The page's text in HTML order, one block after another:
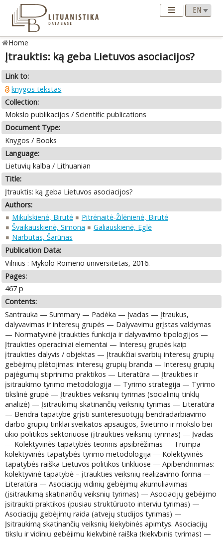
Home
Įtrauktis: ką geba Lietuvos asociacijos?
Link to:
knygos tekstas
Collection:
Mokslo publikacijos / Scientific publications
Document Type:
Knygos / Books
Language:
Lietuvių kalba / Lithuanian
Title:
Įtrauktis: ką geba Lietuvos asociacijos?
Authors:
Mikulskienė, Birutė
Pitrėnaitė-Žilėnienė, Birutė
Švaikauskienė, Simona
Galiauskienė, Eglė
Narbutas, Šarūnas
Publication Data:
Vilnius : Mykolo Romerio universitetas, 2016.
Pages:
467 p
Contents:
Santrauka — Summary — Padėka — Įvadas — Įtraukus,
dalyvavimas ir interesų grupės — Dalyvavimu grįstas valdymas
— Normatyvinė įtraukties funkcija ir dalyvavimo tipologijos —
Įtraukties operaciniai elementai — Interesų grupės kaip
įtraukties dalyvis / objektas — Įtraukčiai svarbių interesų grupių
gebėjimų plėtojimas: interesų grupių branda — Interesų grupių
pajėgumų stiprinimo praktikos — Literatūra — Įtraukties ir
įsitraukimo tyrimo metodologija — Tyrimo strategija — Tyrimo
tikslinė grupė — Įtraukties veiksnių tyrimas (socialinių tinklų
analizė) — Įsitraukimų skatinančių veiksnių tyrimas — Literatūra
— Bendra tapatybe grįsti suinteresuotųjų bendradarbiavimo
darbo grupių tinklai sveikatos apsaugos, švietimo ir mokslo bei
ūkio politikos sektoriuose (įtraukties veiksnių tyrimas) — Įvadas
— Kolektyvinės tapatybės teorinis apsibrėžimas — Trumpa
kolektyvinės tapatybės tyrimo metodologija — Kolektyvinės
tapatybės raiška Lietuvos politikos tinkluose — Apibendrinimas:
kolektyvinė tapatybė – įtraukties veiksnių realizavimo forma —
Literatūra — Asociacijų vidinių gebėjimų akumuliavimas
(įsitraukimą skatinančių veiksnių tyrimas) — Asociacijų gebėjimo
įsitraukti praktikos (pusiau struktūruoto interviu tyrimas) —
Asociacijų gebėjimų raida (atvejų studijos tyrimas) —
Įsitraukimą skatinančių veiksnių kiekybinės apimtys. Asociacijų
tikslų ir vidinių gebėjimų kiekybinė raiška (kiekybinis tyrimas) —